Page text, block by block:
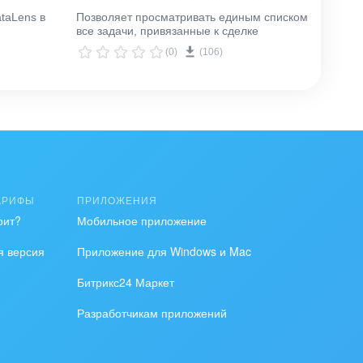
в
Позволяет просматривать единым списком
все задачи, привязанные к сделке
(0) (106)
версия
ПРИЛОЖЕНИЯ
Мобильное приложение
Приложение для Windows и Mac
Битрикс24 Маркет
Разработчикам приложений